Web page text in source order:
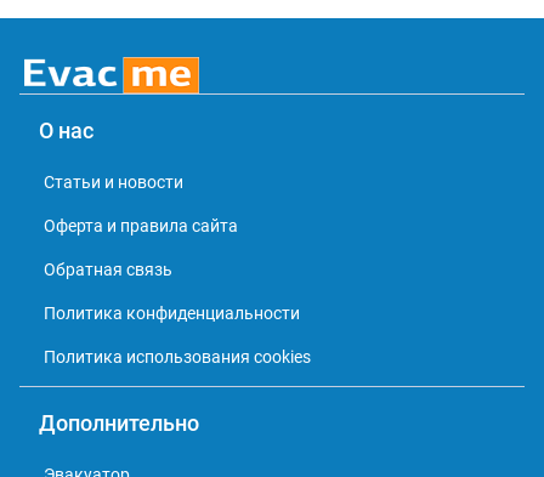
О нас
Статьи и новости
Оферта и правила сайта
Обратная связь
Политика конфиденциальности
Политика использования cookies
Дополнительно